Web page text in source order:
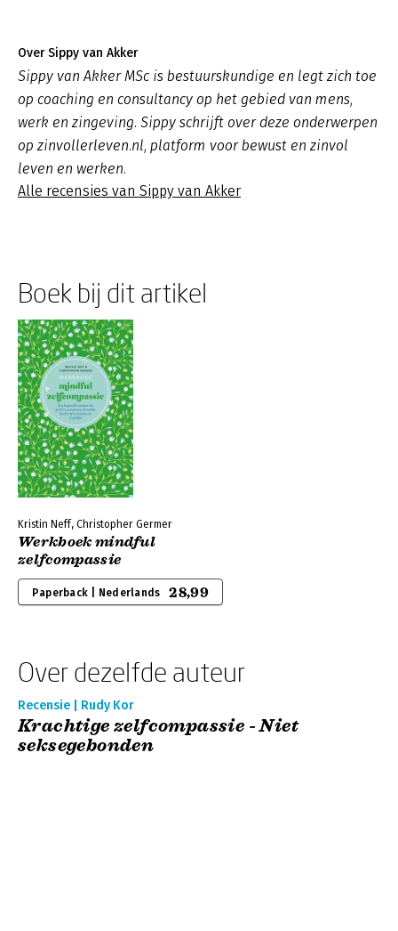
Over Sippy van Akker
Sippy van Akker MSc is bestuurskundige en legt zich toe
op coaching en consultancy op het gebied van mens,
werk en zingeving. Sippy schrijft over deze onderwerpen
op zinvollerleven.nl, platform voor bewust en zinvol
leven en werken.
Alle recensies van Sippy van Akker
Boek bij dit artikel
Kristin Neff, Christopher Germer
Werkboek mindful
zelfcompassie
Paperback | Nederlands 28,99
Over dezelfde auteur
Recensie | Rudy Kor
Krachtige zelfcompassie - Niet
seksegebonden